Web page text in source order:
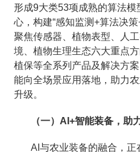
形成9大类53项成熟的算法
心，构建“感知监测+算法决
聚焦传感器、植物表型、人
境、植物生理生态六大重点
植保等全系列产品及解决方
能向全场景应用落地，助力
升级。
（一）AI+智能装备，助
AI与农业装备的融合，正